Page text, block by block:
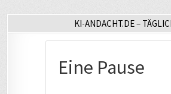
KI-ANDACHT.DE –